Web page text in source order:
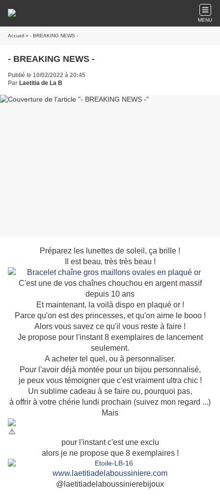
MENU
Accueil » - BREAKING NEWS -
- BREAKING NEWS -
Publié le 10/02/2022 à 20:45
Par Laetitia de La B
Préparez les lunettes de soleil, ça brille !
Il est beau, très très beau !
C'est une de vos chaînes chouchou en argent massif
depuis 10 ans
Et maintenant, la voilà dispo en plaqué or !
Parce qu'on est des princesses, et qu'on aime le booo !
Alors vous savez ce qu'il vous reste à faire !
Je propose pour l'instant 8 exemplaires de lancement
seulement.
A acheter tel quel, ou à personnaliser.
Pour l'avoir déjà montée pour un bijou personnalisé,
je peux vous témoigner que c'est vraiment ultra chic !
Un sublime cadeau à se faire ou, pourquoi pas,
à offrir à votre chérie lundi prochain (suivez mon regard ...)
Mais
pour l'instant c'est une exclu
alors je ne propose que 8 exemplaires !
www.laetitiadelaboussiniere.com
@laetitiadelaboussinierebijoux